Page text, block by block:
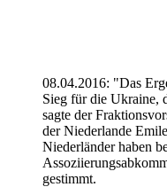
08.04.2016: "Das
Sieg für die Ukraine,
sagte der
der Niederlande
Niederländer haben
gestimmt.